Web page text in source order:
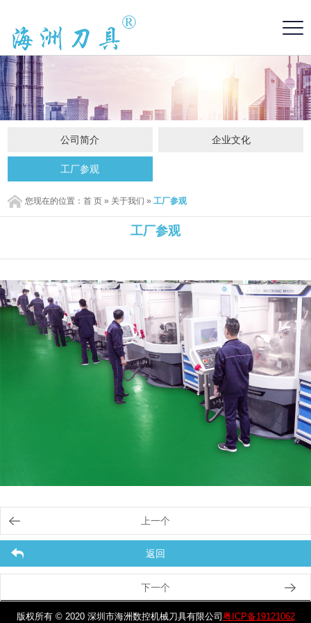
公司简介 企业文化
工厂参观
您现在的位置：首 页 » 关于我们 »工厂参观
工厂参观
上一个
返回
下一个
版权所有 © 2020 深圳市海洲数控机械刀具有限公司 粤ICP备19121062